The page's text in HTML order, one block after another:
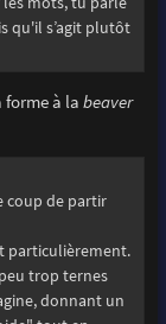
qu'il s’agit plutôt
forme à la beaver
coup de partir
particulièrement.
trop ternes
donnant un